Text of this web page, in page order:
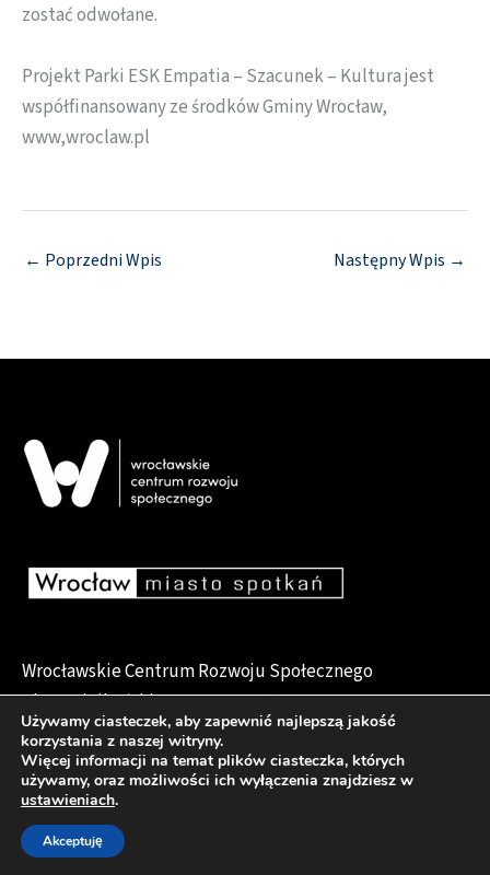
zostać odwołane.
Projekt Parki ESK Empatia – Szacunek – Kultura jest
współfinansowany ze środków Gminy Wrocław,
www,wroclaw.pl
← Poprzedni Wpis Następny Wpis →
Wrocławskie Centrum Rozwoju Społecznego
pl. Dominikański 6, 50-159 Wrocław
Deklaracja dostępności
Używamy ciasteczek, aby zapewnić najlepszą jakość
korzystania z naszej witryny.
Więcej informacji na temat plików ciasteczka, których
używamy, oraz możliwości ich wyłączenia znajdziesz w
ustawieniach.
Akceptuję